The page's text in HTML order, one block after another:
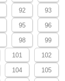
92 93
95 96
98 99
101 102
104 105